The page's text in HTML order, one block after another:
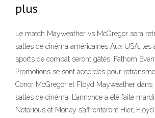
plus
Le match Mayweather vs McGregor sera
salles de cinéma américaines Aux USA, les
sports de combat seront gâtés. Fathom
Promotions se sont accordés pour
Conor McGregor et Floyd Mayweather dans
salles de cinéma. L’annonce a été faite
Notorious et Money s’affronteront Hier,